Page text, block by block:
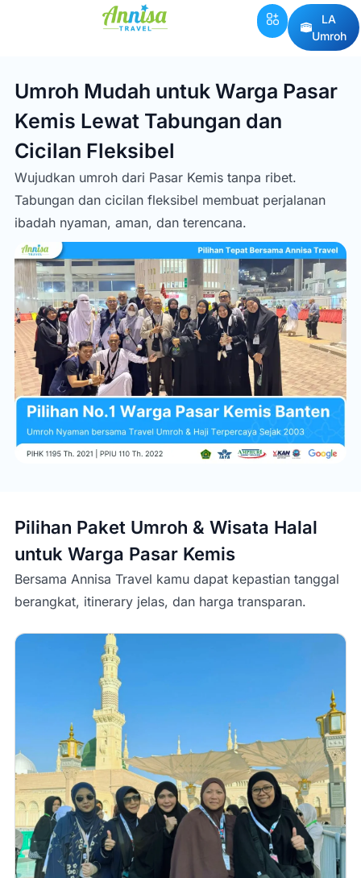
LA
Umroh
Umroh Mudah untuk Warga Pasar
Kemis Lewat Tabungan dan
Cicilan Fleksibel
Wujudkan umroh dari Pasar Kemis tanpa ribet.
Tabungan dan cicilan fleksibel membuat perjalanan
ibadah nyaman, aman, dan terencana.
Pilihan Paket Umroh & Wisata Halal
untuk Warga Pasar Kemis
Bersama Annisa Travel kamu dapat kepastian tanggal
berangkat, itinerary jelas, dan harga transparan.